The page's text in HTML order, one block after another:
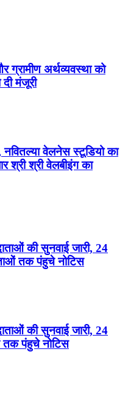
ग्रामीण अर्थव्यवस्था को
मंजूरी
वेलनेस स्टूडियो का
श्री श्री वेलबीइंग का
की सुनवाई जारी, 24
तक पंहुचे नोटिस
की सुनवाई जारी, 24
पंहुचे नोटिस